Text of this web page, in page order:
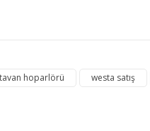
tavan hoparlörü westa satış